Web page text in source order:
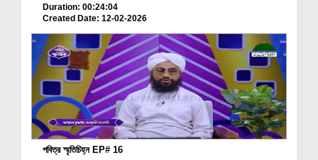
Duration: 00:24:04
Created Date: 12-02-2026
পবিত্র স্মৃতিচিহ্ন EP# 16